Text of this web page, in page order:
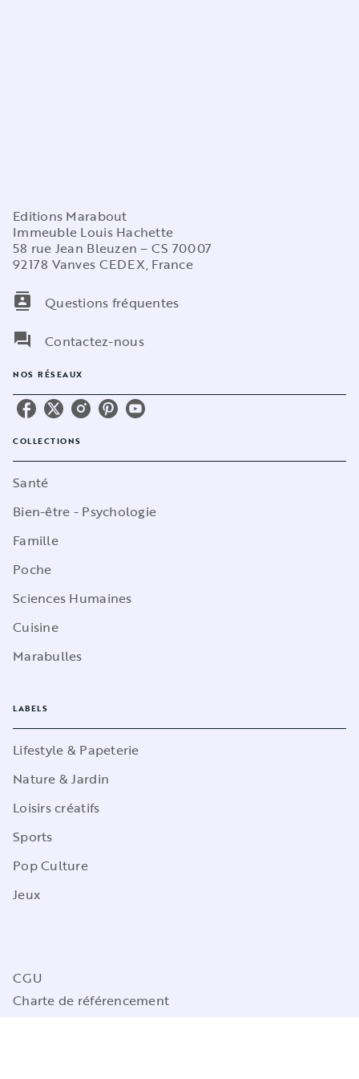
Editions Marabout
Immeuble Louis Hachette
58 rue Jean Bleuzen – CS 70007
92178 Vanves CEDEX, France
contacts
Questions fréquentes
question_answer
Contactez-nous
NOS RÉSEAUX
COLLECTIONS
Santé
Bien-être - Psychologie
Famille
Poche
Sciences Humaines
Cuisine
Marabulles
LABELS
Lifestyle & Papeterie
Nature & Jardin
Loisirs créatifs
Sports
Pop Culture
Jeux
CGU
Charte de référencement